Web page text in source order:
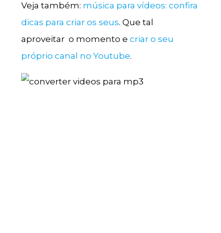
Veja também: música para vídeos: confira
dicas para criar os seus. Que tal
aproveitar o momento e criar o seu
próprio canal no Youtube.